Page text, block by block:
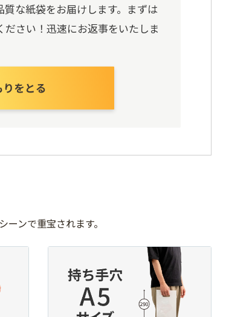
な紙袋をお届けします。まずは
さい！迅速にお返事をいたしま
ンで重宝されます。